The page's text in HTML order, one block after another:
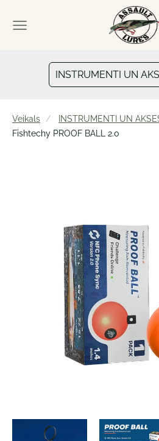
INSTRUMENTI UN
Veikals
INSTRUMENTI UN
Fishtechy PROOF BALL 2.0